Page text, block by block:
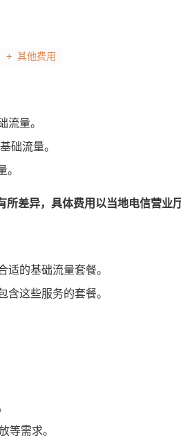
+ 其他费用
量。
础流量。
差异，具体费用以当地电信营业
的基础流量套餐。
这些服务的套餐。
等需求。